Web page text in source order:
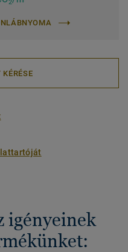
2
igényeinek